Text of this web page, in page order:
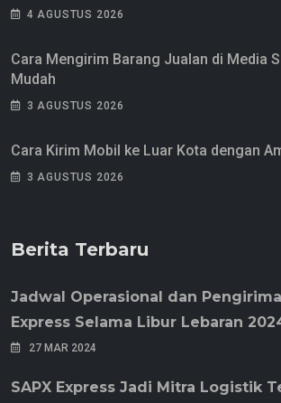
4 AGUSTUS 2026
Cara Mengirim Barang Jualan di Media
Mudah
3 AGUSTUS 2026
Cara Kirim Mobil ke Luar Kota dengan
3 AGUSTUS 2026
Berita Terbaru
Jadwal Operasional dan
Express Selama Libur Lebaran
27 MAR 2024
SAPX Express Jadi Mitra Logistik